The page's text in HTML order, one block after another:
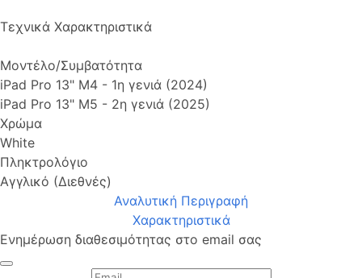
Τεχνικά Χαρακτηριστικά
Μοντέλο/Συμβατότητα
iPad Pro 13" M4 - 1η γενιά (2024)
iPad Pro 13" M5 - 2η γενιά (2025)
Χρώμα
White
Πληκτρολόγιο
Αγγλικό (Διεθνές)
Αναλυτική Περιγραφή
Χαρακτηριστικά
Ενημέρωση διαθεσιμότητας στο email σας